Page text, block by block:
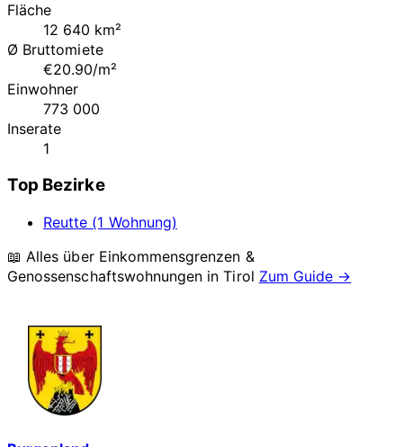
Fläche
12 640 km²
Ø Bruttomiete
€20.90/m²
Einwohner
773 000
Inserate
1
Top Bezirke
Reutte (1 Wohnung)
📖 Alles über Einkommensgrenzen &
Genossenschaftswohnungen inTirol Zum Guide →